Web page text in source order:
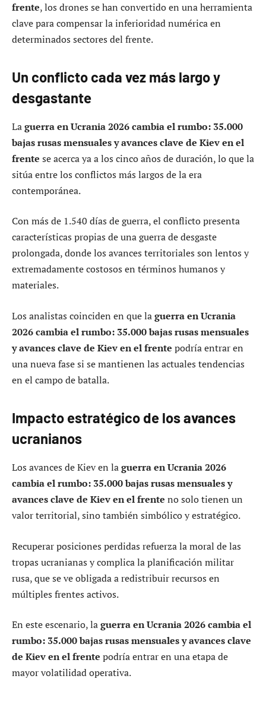
frente, los drones se han convertido en una herramienta
clave para compensar la inferioridad numérica en
determinados sectores del frente.
Un conflicto cada vez más largo y
desgastante
Laguerra en Ucrania 2026 cambia el rumbo: 35.000
bajas rusas mensuales y avances clave de Kiev en el
frente se acerca ya a los cinco años de duración, lo que la
sitúa entre los conflictos más largos de la era
contemporánea.
Con más de 1.540 días de guerra, el conflicto presenta
características propias de una guerra de desgaste
prolongada, donde los avances territoriales son lentos y
extremadamente costosos en términos humanos y
materiales.
Los analistas coinciden en que laguerra en Ucrania
2026 cambia el rumbo: 35.000 bajas rusas mensuales
y avances clave de Kiev en el frente podría entrar en
una nueva fase si se mantienen las actuales tendencias
en el campo de batalla.
Impacto estratégico de los avances
ucranianos
Los avances de Kiev en laguerra en Ucrania 2026
cambia el rumbo: 35.000 bajas rusas mensuales y
avances clave de Kiev en el frente no solo tienen un
valor territorial, sino también simbólico y estratégico.
Recuperar posiciones perdidas refuerza la moral de las
tropas ucranianas y complica la planificación militar
rusa, que se ve obligada a redistribuir recursos en
múltiples frentes activos.
En este escenario, laguerra en Ucrania 2026 cambia el
rumbo: 35.000 bajas rusas mensuales y avances clave
de Kiev en el frente podría entrar en una etapa de
mayor volatilidad operativa.